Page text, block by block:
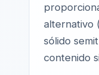
alternativo
sólido
contenido